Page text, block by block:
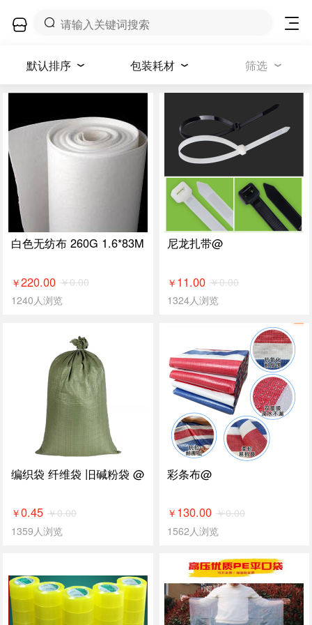
默认排序 包装耗材 筛选
白色无纺布 260G 1.6*83M
￥220.00 ￥0.00
1240人浏览
尼龙扎带@
￥ 11.00 ￥0.00
1324人浏览
编织袋 纤维袋 旧碱粉袋 @
￥0.45 ￥0.00
1359人浏览
彩条布@
￥ 130.00 ￥0.00
1562人浏览